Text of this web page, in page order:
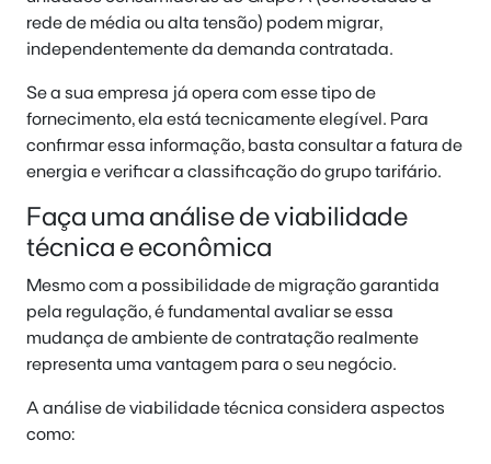
rede de média ou alta tensão) podem migrar,
independentemente da demanda contratada.
Se a sua empresa já opera com esse tipo de
fornecimento, ela está tecnicamente elegível. Para
confirmar essa informação, basta consultar a fatura de
energia e verificar a classificação do grupo tarifário.
Faça uma análise de viabilidade
técnica e econômica
Mesmo com a possibilidade de migração garantida
pela regulação, é fundamental avaliar se essa
mudança de ambiente de contratação realmente
representa uma vantagem para o seu negócio.
A análise de viabilidade técnica considera aspectos
como: